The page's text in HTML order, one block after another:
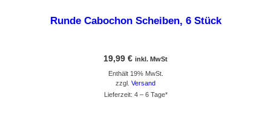
Runde Cabochon Scheiben, 6 Stück
19,99 € inkl. MwSt
Enthält 19% MwSt.
zzgl. Versand
Lieferzeit: 4 – 6 Tage*